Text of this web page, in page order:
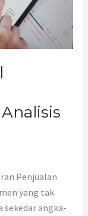
Penjualan
yang tak
sekedar angka-